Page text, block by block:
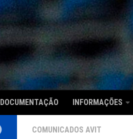
DOCUMENTAÇÃO INFORMAÇÕES
COMUNICADOS AVIT